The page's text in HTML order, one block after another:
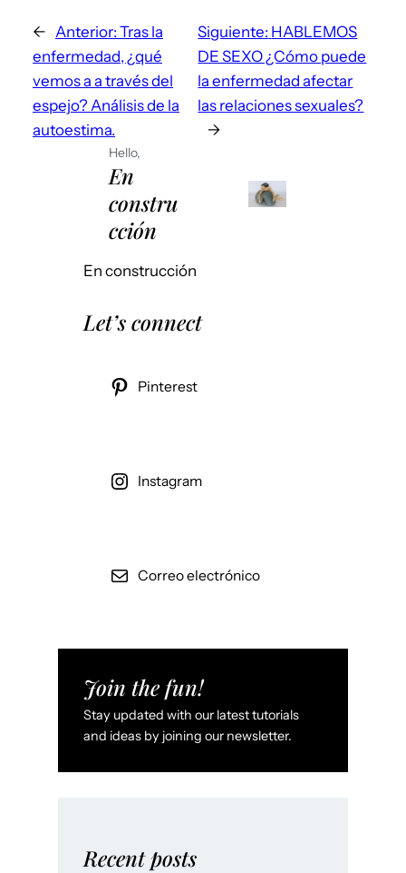
← Anterior: Tras la
enfermedad, ¿qué
vemos a a través del
espejo? Análisis de la
autoestima.
Siguiente: HABLEMOS
DE SEXO ¿Cómo puede
la enfermedad afectar
las relaciones sexuales?
→
Hello,
En
constru
cción
En construcción
Let’s connect
Pinterest
Instagram
Correo electrónico
Join the fun!
Stay updated with our latest tutorials
and ideas by joining our newsletter.
Recent posts